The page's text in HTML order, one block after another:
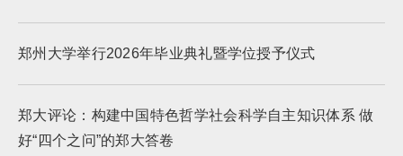
郑州大学举行2026年毕业典礼暨学位授予仪式
郑大评论：构建中国特色哲学社会科学自主知识体系 做
好“四个之问”的郑大答卷